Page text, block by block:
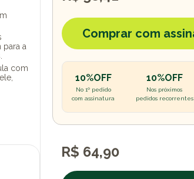
para a
com
R$ 64,90
Comprar com
10%OFF
No 1º pedido
com assinatura
10%OFF
Nos próximos
pedidos recorrentes